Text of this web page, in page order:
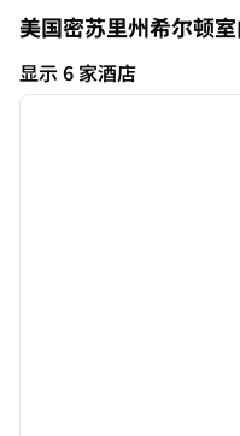
美国密苏里州希尔顿
显示 6 家酒店
显示 6 家酒店
1/12